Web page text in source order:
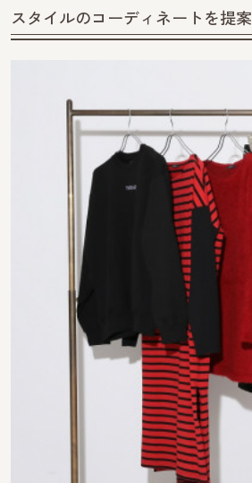
スタイルのコーディネートを提案